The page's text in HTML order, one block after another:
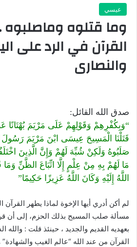
عيسي
وما قتلوه وماصلبوه
القرآن في الرد على
والنصارى
صدق الله القائل:
“وَبِكُفْرِهِمْ وَقَوْلِهِمْ عَلَى مَرْيَمَ بُهْتَانًا
قَتَلْنَا الْمَسِيحَ عِيسَى ابْنَ مَرْيَمَ رَسُولَ
صَلَبُوهُ وَلَكِنْ شُبِّهَ لَهُمْ وَإِنَّ الَّذِينَ
مَا لَهُمْ بِهِ مِنْ عِلْمٍ إِلَّا اتِّبَاعَ الظَّنِّ وَمَا
اللَّهُ إِلَيْهِ وَكَانَ اللَّهُ عَزِيزًا حَكِيمًا”
لم أكن أدري أيها الإخوة لماذا يطهر
مسألة صلب المسيح بذلك الحزم، إلى أن
بعهديه القديم والجديد ، حينئذ قلت : والله
القرآن من عند الله “عالم الغيب